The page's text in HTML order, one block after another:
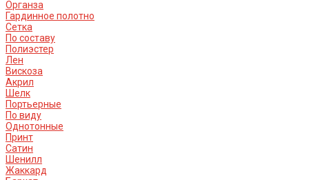
Органза
Гардинное полотно
Сетка
По составу
Полиэстер
Лен
Вискоза
Акрил
Шелк
Портьерные
По виду
Однотонные
Принт
Сатин
Шенилл
Жаккард